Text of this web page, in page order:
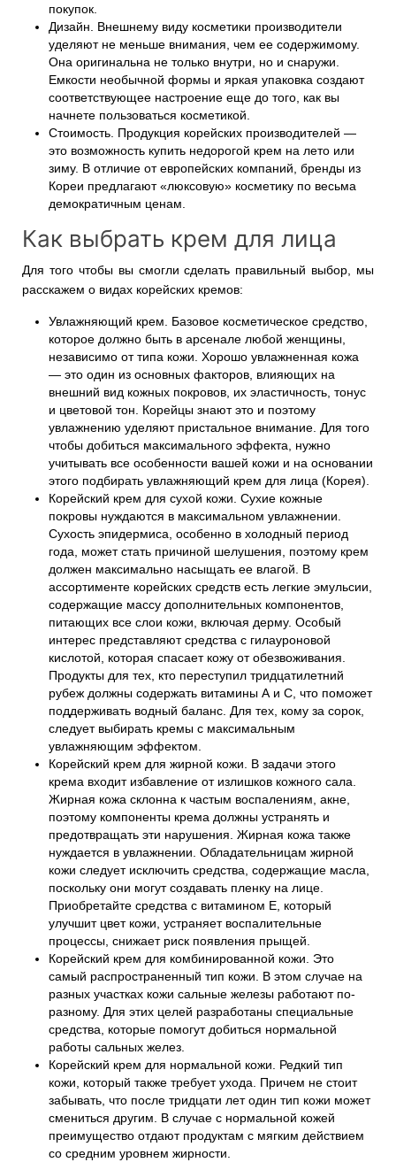
покупок.
Дизайн. Внешнему виду косметики производители
уделяют не меньше внимания, чем ее содержимому.
Она оригинальна не только внутри, но и снаружи.
Емкости необычной формы и яркая упаковка создают
соответствующее настроение еще до того, как вы
начнете пользоваться косметикой.
Стоимость. Продукция корейских производителей —
это возможность купить недорогой крем на лето или
зиму. В отличие от европейских компаний, бренды из
Кореи предлагают «люксовую» косметику по весьма
демократичным ценам.
Как выбрать крем для лица
Для того чтобы вы смогли сделать правильный выбор, мы
расскажем о видах корейских кремов:
Увлажняющий крем. Базовое косметическое средство,
которое должно быть в арсенале любой женщины,
независимо от типа кожи. Хорошо увлажненная кожа
— это один из основных факторов, влияющих на
внешний вид кожных покровов, их эластичность, тонус
и цветовой тон. Корейцы знают это и поэтому
увлажнению уделяют пристальное внимание. Для того
чтобы добиться максимального эффекта, нужно
учитывать все особенности вашей кожи и на основании
этого подбирать увлажняющий крем для лица (Корея).
Корейский крем для сухой кожи. Сухие кожные
покровы нуждаются в максимальном увлажнении.
Сухость эпидермиса, особенно в холодный период
года, может стать причиной шелушения, поэтому крем
должен максимально насыщать ее влагой. В
ассортименте корейских средств есть легкие эмульсии,
содержащие массу дополнительных компонентов,
питающих все слои кожи, включая дерму. Особый
интерес представляют средства с гилауроновой
кислотой, которая спасает кожу от обезвоживания.
Продукты для тех, кто переступил тридцатилетний
рубеж должны содержать витамины А и С, что поможет
поддерживать водный баланс. Для тех, кому за сорок,
следует выбирать кремы с максимальным
увлажняющим эффектом.
Корейский крем для жирной кожи. В задачи этого
крема входит избавление от излишков кожного сала.
Жирная кожа склонна к частым воспалениям, акне,
поэтому компоненты крема должны устранять и
предотвращать эти нарушения. Жирная кожа также
нуждается в увлажнении. Обладательницам жирной
кожи следует исключить средства, содержащие масла,
поскольку они могут создавать пленку на лице.
Приобретайте средства с витамином Е, который
улучшит цвет кожи, устраняет воспалительные
процессы, снижает риск появления прыщей.
Корейский крем для комбинированной кожи. Это
самый распространенный тип кожи. В этом случае на
разных участках кожи сальные железы работают по-
разному. Для этих целей разработаны специальные
средства, которые помогут добиться нормальной
работы сальных желез.
Корейский крем для нормальной кожи. Редкий тип
кожи, который также требует ухода. Причем не стоит
забывать, что после тридцати лет один тип кожи может
смениться другим. В случае с нормальной кожей
преимущество отдают продуктам с мягким действием
со средним уровнем жирности.